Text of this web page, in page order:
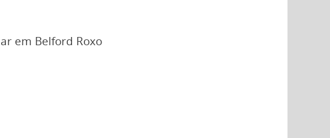
em Belford Roxo